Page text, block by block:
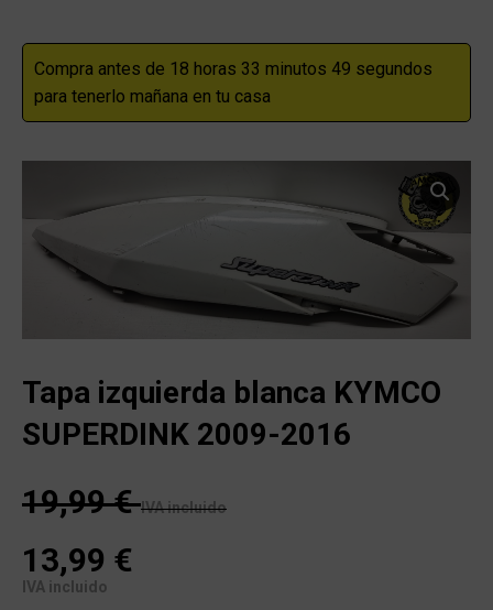
Compra antes de 18 horas 33 minutos 49 segundos
para tenerlo mañana en tu casa
Tapa izquierda blanca KYMCO
SUPERDINK 2009-2016
19,99€ IVA incluido
13,99 €
IVA incluido